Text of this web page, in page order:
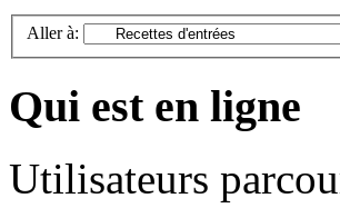
Aller à:
Qui est en ligne
Utilisateurs